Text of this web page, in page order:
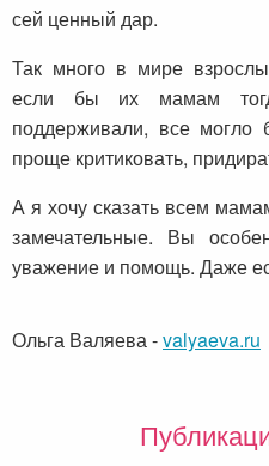
сей ценный дар.
Так много в мире
если бы их мамам
поддерживали, все
проще критиковать,
А я хочу сказать всем
замечательные. Вы
уважение и помощь. Даже
Ольга Валяева-valyaeva.ru